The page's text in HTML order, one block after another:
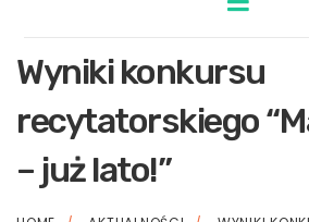
Wyniki konkursu
recytatorskiego
– już lato!”